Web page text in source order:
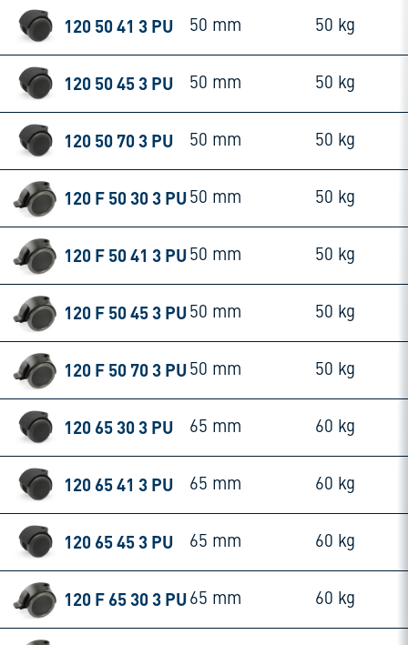
120 50 41 3 PU 50 mm 50 kg
120 50 45 3 PU 50 mm 50 kg
120 50 70 3 PU 50 mm 50 kg
120 F 50 30 3 PU 50 mm 50 kg
120 F 50 41 3 PU 50 mm 50 kg
120 F 50 45 3 PU 50 mm 50 kg
120 F 50 70 3 PU 50 mm 50 kg
120 65 30 3 PU 65 mm 60 kg
120 65 41 3 PU 65 mm 60 kg
120 65 45 3 PU 65 mm 60 kg
120 F 65 30 3 PU 65 mm 60 kg